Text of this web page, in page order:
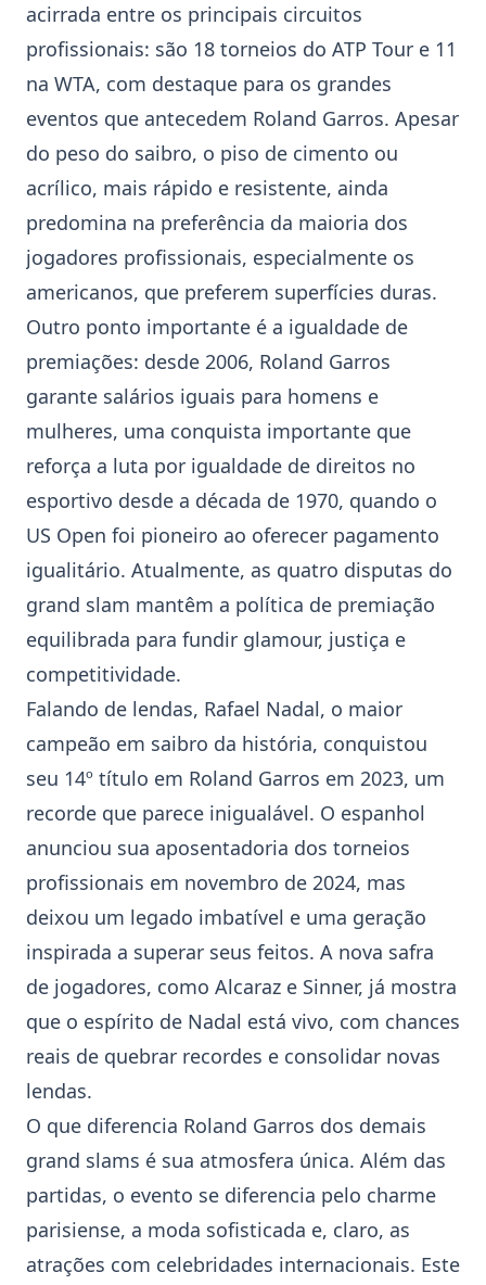
acirrada entre os principais circuitos
profissionais: são 18 torneios do ATP Tour e 11
na WTA, com destaque para os grandes
eventos que antecedem Roland Garros. Apesar
do peso do saibro, o piso de cimento ou
acrílico, mais rápido e resistente, ainda
predomina na preferência da maioria dos
jogadores profissionais, especialmente os
americanos, que preferem superfícies duras.
Outro ponto importante é a igualdade de
premiações: desde 2006, Roland Garros
garante salários iguais para homens e
mulheres, uma conquista importante que
reforça a luta por igualdade de direitos no
esportivo desde a década de 1970, quando o
US Open foi pioneiro ao oferecer pagamento
igualitário. Atualmente, as quatro disputas do
grand slam mantêm a política de premiação
equilibrada para fundir glamour, justiça e
competitividade.
Falando de lendas, Rafael Nadal, o maior
campeão em saibro da história, conquistou
seu 14º título em Roland Garros em 2023, um
recorde que parece inigualável. O espanhol
anunciou sua aposentadoria dos torneios
profissionais em novembro de 2024, mas
deixou um legado imbatível e uma geração
inspirada a superar seus feitos. A nova safra
de jogadores, como Alcaraz e Sinner, já mostra
que o espírito de Nadal está vivo, com chances
reais de quebrar recordes e consolidar novas
lendas.
O que diferencia Roland Garros dos demais
grand slams é sua atmosfera única. Além das
partidas, o evento se diferencia pelo charme
parisiense, a moda sofisticada e, claro, as
atrações com celebridades internacionais. Este